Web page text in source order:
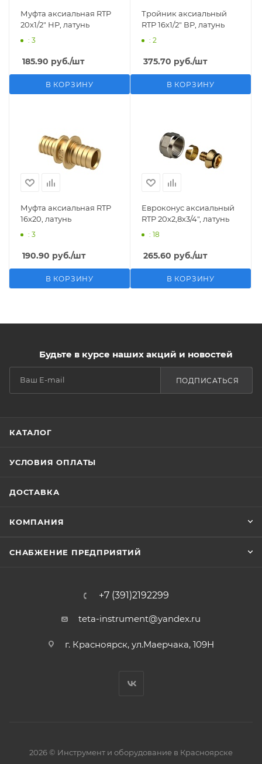
Муфта аксиальная RTP
20х1/2" НР, латунь
: 3
185.90 руб./шт
В КОРЗИНУ
Тройник аксиальный
RTP 16х1/2" ВР, латунь
: 2
375.70 руб./шт
В КОРЗИНУ
Муфта аксиальная RTP
16х20, латунь
: 3
190.90 руб./шт
В КОРЗИНУ
Евроконус аксиальный
RTP 20х2,8х3/4", латунь
: 18
265.60 руб./шт
В КОРЗИНУ
Будьте в курсе наших акций и новостей
ПОДПИСАТЬСЯ
КАТАЛОГ
УСЛОВИЯ ОПЛАТЫ
ДОСТАВКА
КОМПАНИЯ
СНАБЖЕНИЕ ПРЕДПРИЯТИЙ
+7 (391)2192299
teta-instrument@yandex.ru
г. Красноярск, ул.Маерчака, 109Н
2026 © Инструмент и оборудование в Красноярске